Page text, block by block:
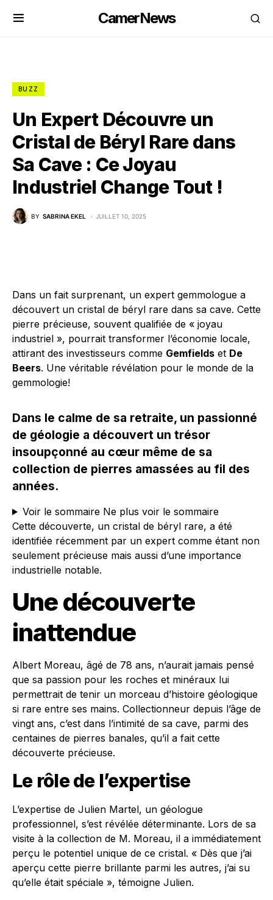
CamerNews
BUZZ
Un Expert Découvre un
Cristal de Béryl Rare dans
Sa Cave : Ce Joyau
Industriel Change Tout !
BY SABRINA EKEL JUILLET 10, 2025
Dans un fait surprenant, un expert gemmologue a
découvert un cristal de béryl rare dans sa cave. Cette
pierre précieuse, souvent qualifiée de « joyau
industriel », pourrait transformer l’économie locale,
attirant des investisseurs comme Gemfields et De
Beers. Une véritable révélation pour le monde de la
gemmologie!
Dans le calme de sa retraite, un passionné
de géologie a découvert un trésor
insoupçonné au cœur même de sa
collection de pierres amassées au fil des
années.
Voir le sommaire Ne plus voir le sommaire
Cette découverte, un cristal de béryl rare, a été
identifiée récemment par un expert comme étant non
seulement précieuse mais aussi d’une importance
industrielle notable.
Une découverte
inattendue
Albert Moreau, âgé de 78 ans, n’aurait jamais pensé
que sa passion pour les roches et minéraux lui
permettrait de tenir un morceau d’histoire géologique
si rare entre ses mains. Collectionneur depuis l’âge de
vingt ans, c’est dans l’intimité de sa cave, parmi des
centaines de pierres banales, qu’il a fait cette
découverte précieuse.
Le rôle de l’expertise
L’expertise de Julien Martel, un géologue
professionnel, s’est révélée déterminante. Lors de sa
visite à la collection de M. Moreau, il a immédiatement
perçu le potentiel unique de ce cristal. « Dès que j’ai
aperçu cette pierre brillante parmi les autres, j’ai su
qu’elle était spéciale », témoigne Julien.